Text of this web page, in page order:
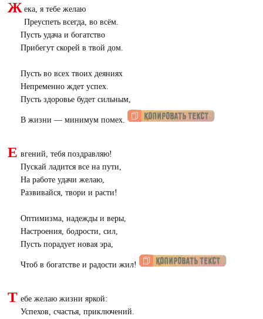
Ж ека, я тебе желаю
Преуспеть всегда, во всём.
Пусть удача и богатство
Прибегут скорей в твой дом.
Пусть во всех твоих деяниях
Непременно ждет успех.
Пусть здоровье будет сильным,
В жизни — минимум помех.
Е вгений, тебя поздравляю!
Пускай ладится все на пути,
На работе удачи желаю,
Развивайся, твори и расти!
Оптимизма, надежды и веры,
Настроения, бодрости, сил,
Пусть порадует новая эра,
Чтоб в богатстве и радости жил!
Т ебе желаю жизни яркой:
Успехов, счастья, приключений.